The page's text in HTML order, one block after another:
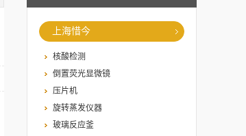
上海惜今
核酸检测
倒置荧光显微镜
压片机
旋转蒸发仪器
玻璃反应釜